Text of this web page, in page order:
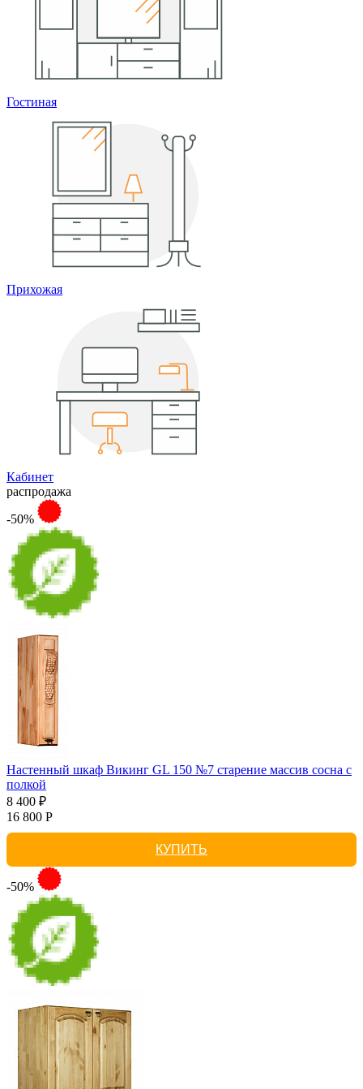
Гостиная
Прихожая
Кабинет
распродажа
-50%
Настенный шкаф Викинг GL 150 №7 старение массив сосна с
полкой
8 400 ₽
16 800 Р
КУПИТЬ
-50%